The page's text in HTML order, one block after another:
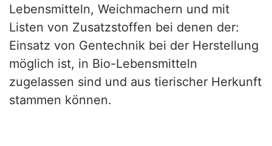
Lebensmitteln, Weichmachern und mit
Listen von Zusatzstoffen bei denen der:
Einsatz von Gentechnik bei der Herstellung
möglich ist, in Bio-Lebensmitteln
zugelassen sind und aus tierischer Herkunft
stammen können.